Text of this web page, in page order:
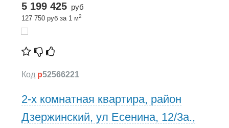
5 199 425 руб
127 750 руб за 1 м2
Код p52566221
2-х комнатная квартира, район
Дзержинский, ул Есенина, 12/3а.,